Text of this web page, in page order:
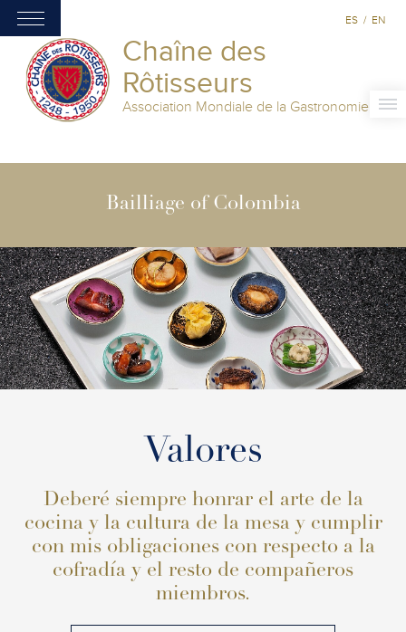
Chaîne des
Rôtisseurs
Association Mondiale de la Gastronomie
ES / EN
Bailliage of Colombia
Valores
Deberé siempre honrar el arte de la
cocina y la cultura de la mesa y cumplir
con mis obligaciones con respecto a la
cofradía y el resto de compañeros
miembros.